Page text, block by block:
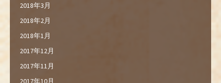
2018年3月
2018年2月
2018年1月
2017年12月
2017年11月
2017年10月